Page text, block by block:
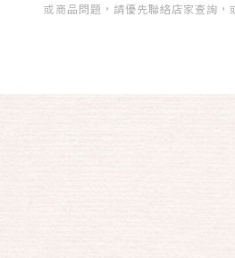
或商品問題，請優先聯絡店家查詢，